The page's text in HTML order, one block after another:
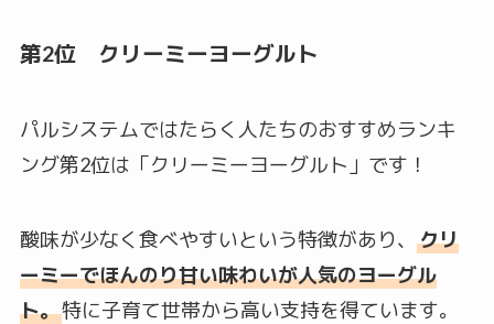
第2位 クリーミーヨーグルト
パルシステムではたらく人たちのおすすめランキ
ング第2位は「クリーミーヨーグルト」です！
酸味が少なく食べやすいという特徴があり、 クリ
ーミーでほんのり甘い味わいが人気のヨーグル
ト。特に子育て世帯から高い支持を得ています。